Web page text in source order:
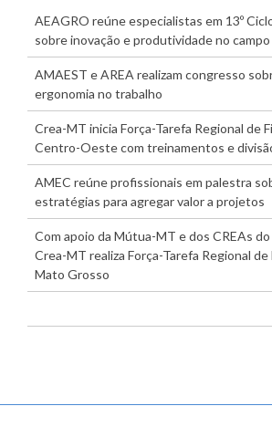
AEAGRO reúne especialistas em 13º
sobre inovação e produtividade no campo
AMAEST e AREA realizam congresso
ergonomia no trabalho
Crea-MT inicia Força-Tarefa Regional de
Centro-Oeste com treinamentos e
AMEC reúne profissionais em palestra
estratégias para agregar valor a projetos
Com apoio da Mútua-MT e dos CREAs
Crea-MT realiza Força-Tarefa Regional de
Mato Grosso